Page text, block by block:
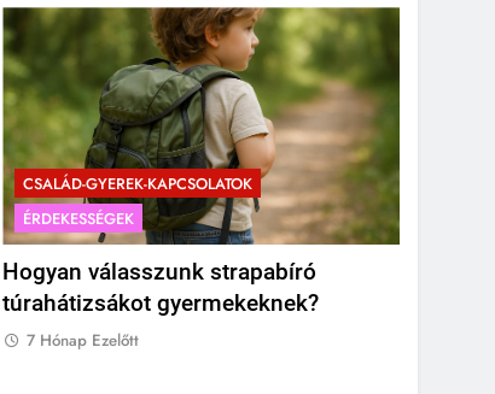
CSALÁD-GYEREK-KAPCSOLATOK
ÉRDEKESSÉGEK
Hogyan válasszunk strapabíró
túrahátizsákot gyermekeknek?
7 Hónap Ezelőtt